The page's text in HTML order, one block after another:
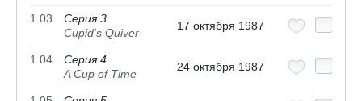
1.03
Серия 3
Cupid's Quiver
17 октября 1987
1.04
Серия 4
A Cup of Time
24 октября 1987